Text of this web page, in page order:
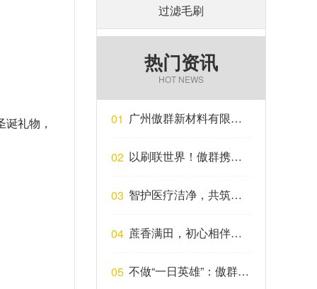
礼物，
过滤毛刷
热门资讯
HOT NEWS
01 广州傲群新材料有限公
东”广州市中小企业创新
创业大赛二等奖，并获
02 以刷联世界！傲群携升
亮相广交会…
03 智护医疗洁净，共筑临
CMEF医博会…
04 蔗香满田，初心相伴｜
土甘甜…
05 不做“一日英雄”：傲群刷